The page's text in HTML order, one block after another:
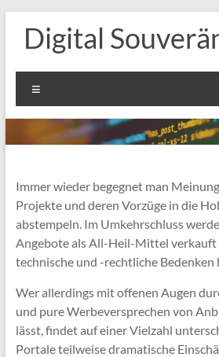
Inhalt
springen
Digital
Immer wieder begegnet man
Projekte und deren Vorzüge in die
abstempeln. Im Umkehrschluss
Angebote als All-Heil-Mittel verkauft
technische und -rechtliche Bedenken
Wer allerdings mit offenen Augen
und pure Werbeversprechen von
lässt, findet auf einer Vielzahl
Portale teilweise dramatische